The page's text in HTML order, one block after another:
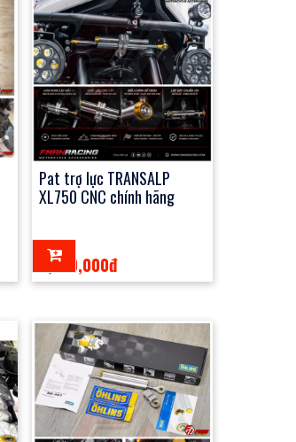
Pat trợ lực TRANSALP
XL750 CNC chính hãng
2,750,000đ